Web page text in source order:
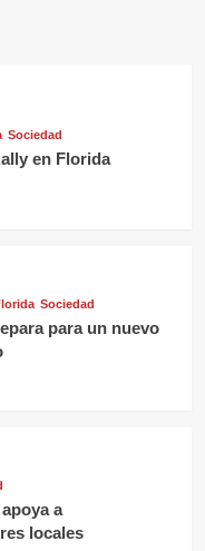
Sociedad
en Florida
Sociedad
para un nuevo
a
locales